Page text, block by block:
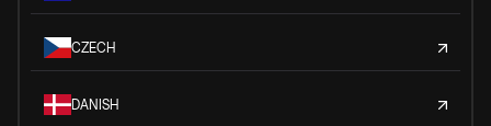
CZECH
DANISH